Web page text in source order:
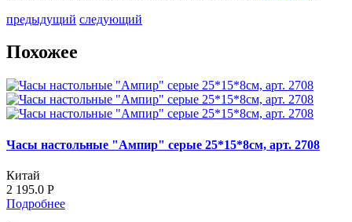
предыдущий следующий
Похожее
Часы настольные "Ампир" серые 25*15*8см, арт. 2708
Китай
2 195.0 Р
Подробнее